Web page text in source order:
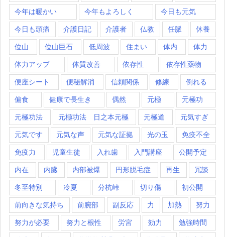
今年は暖かい 今年もよろしく 今日も元気
今日も頭痛 介護日記 介護者 仏教 任脈 休養
位山 位山巨石 低周波 住まい 体内 体力
体力アップ 体質改善 依存性 依存性薬物
便座シート 便秘解消 信頼関係 修練 倒れる
偏食 健康で長生き 偶然 元極 元極功
元極功法 元極功法 日之本元極 元極道 元気すぎ
元気です 元気な声 元気な証拠 光の玉 免疫不全
免疫力 児童生徒 入れ歯 入門講座 公開予定
内在 内臓 内部被爆 円形脱毛症 再生 冗談
冬至特別 冷夏 分杭峠 切り傷 初公開
前向きな気持ち 前腕部 副反応 力 加熱 努力
努力が必要 努力と根性 労宮 効力 勉強時間